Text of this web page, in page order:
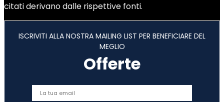
citati derivano dalle rispettive fonti.
ISCRIVITI ALLA NOSTRA MAILING LIST PER BENEFICIARE DEL
MEGLIO
Offerte